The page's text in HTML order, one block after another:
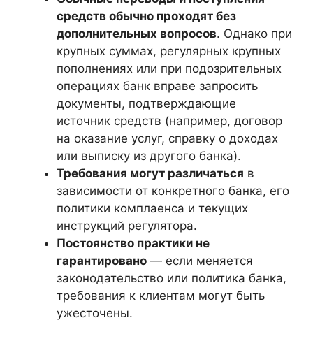
средств обычно проходят без
дополнительных вопросов. Однако при
крупных суммах, регулярных крупных
пополнениях или при подозрительных
операциях банк вправе запросить
документы, подтверждающие
источник средств (например, договор
на оказание услуг, справку о доходах
или выписку из другого банка).
Требования могут различаться в
зависимости от конкретного банка, его
политики комплаенса и текущих
инструкций регулятора.
Постоянство практики не
гарантировано — если меняется
законодательство или политика банка,
требования к клиентам могут быть
ужесточены.